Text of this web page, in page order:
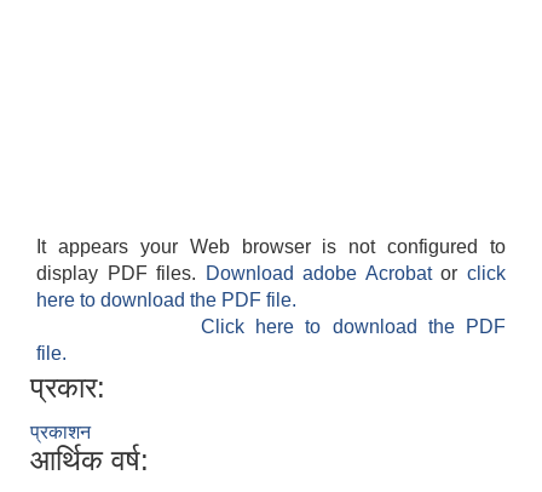
It appears your Web browser is not configured to
display PDF files.
Download adobe Acrobatorclick
here to download the PDF file.
Click here to download the PDF
file.
प्रकार:
प्रकाशन
आर्थिक वर्ष: